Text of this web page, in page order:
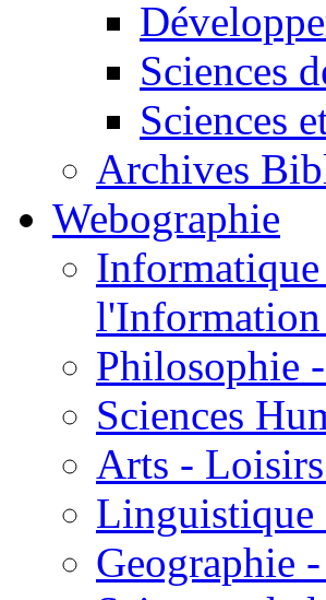
Sciences
Sciences
Archives
Webographie
Informatique
l'Information
Philosophie
Sciences
Arts -
Geographie